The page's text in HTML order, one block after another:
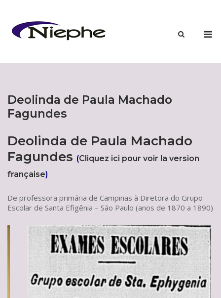
content
​Deolinda de Paula Machado
Fagundes
Deolinda de Paula Machado
Fagundes (Cliquez ici pour voir la version
française)
De professora primária de Campinas à Diretora do Grupo
Escolar de Santa Efigênia – São Paulo (anos de 1870 a 1890)